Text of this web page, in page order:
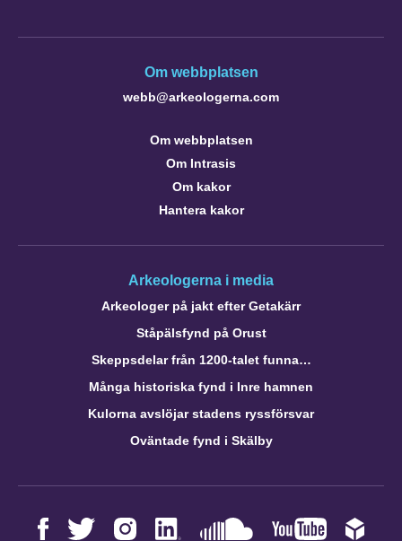
Om webbplatsen
webb@arkeologerna.com
Om webbplatsen
Om Intrasis
Om kakor
Hantera kakor
Arkeologerna i media
Arkeologer på jakt efter Getakärr
Ståpälsfynd på Orust
Skeppsdelar från 1200-talet funna…
Många historiska fynd i Inre hamnen
Kulorna avslöjar stadens ryssförsvar
Oväntade fynd i Skälby